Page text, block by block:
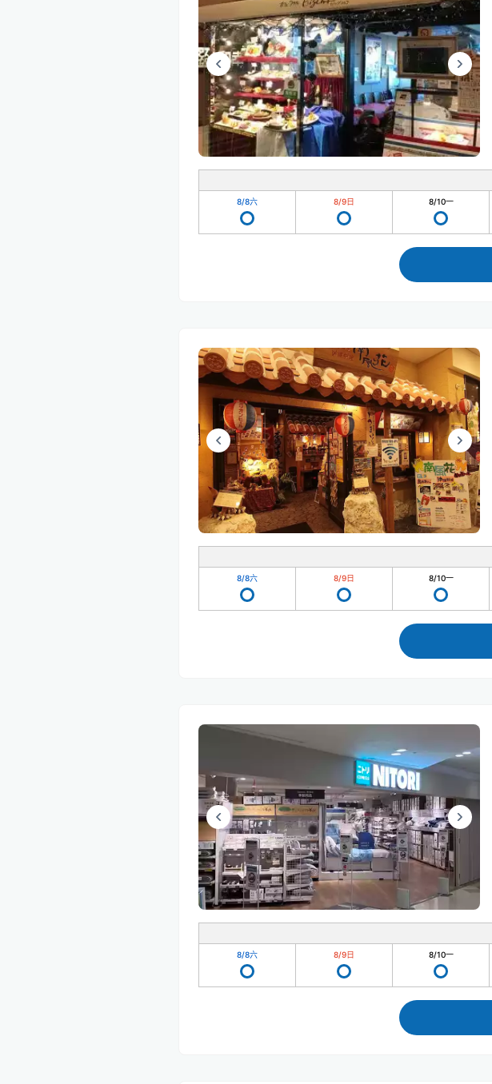
8/8六 8/9日 8/10一
8/8六 8/9日 8/10一
8/8六 8/9日 8/10一